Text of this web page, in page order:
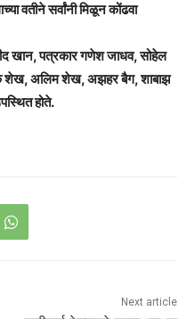
वतीने सर्वांनी मिळून कोंढवा
खान, पत्रकार गणेश जाधव, सोहेल
अलिम शेख, अझहर बैग, शाबाझ
होते.
Next article